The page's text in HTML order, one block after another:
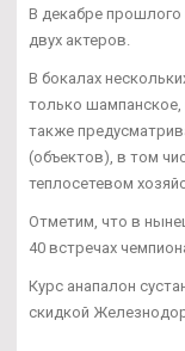
В декабре прошлого
двух актеров.
В бокалах
только шампанское,
также
(объектов), в том
теплосетевом
Отметим, что в
40 встречах
Курс анапалон
скидкой